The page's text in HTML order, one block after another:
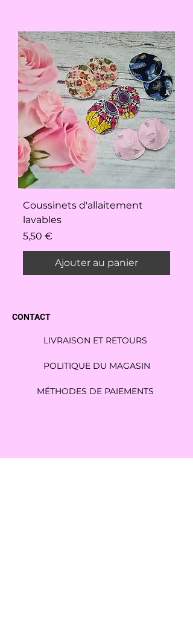
Coussinets d'allaitement
lavables
Prix
5,50 €
Ajouter au panier
CONTACT
LIVRAISON ET RETOURS
POLITIQUE DU MAGASIN
MÉTHODES DE PAIEMENTS